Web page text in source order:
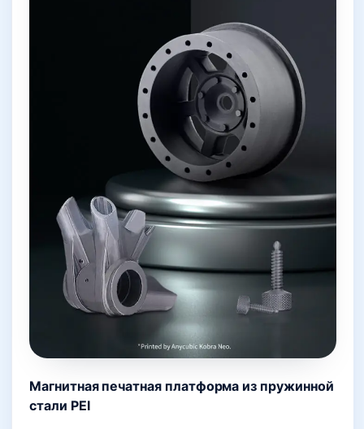
Магнитная печатная платформа из пружинной
стали PEI